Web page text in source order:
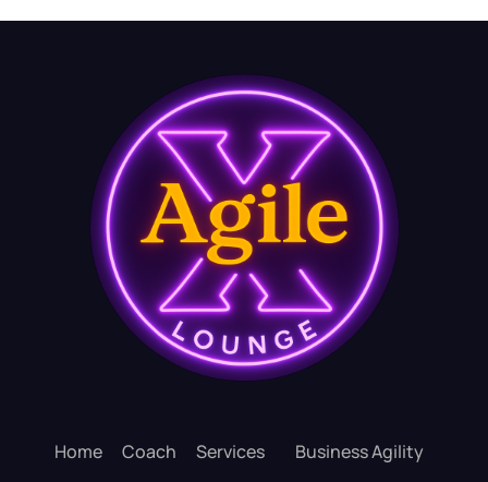
Home Coach Services Business Agility